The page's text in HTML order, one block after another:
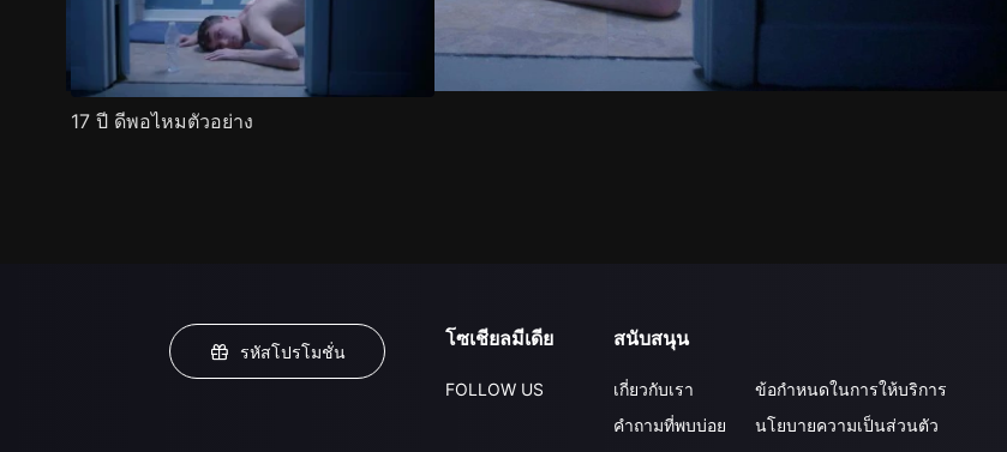
17 ปี ดีพอไหมตัวอย่าง
รหัสโปรโมชั่น
โซเชียลมีเดีย
FOLLOW US
สนับสนุน
เกี่ยวกับเรา
คำถามที่พบบ่อย
ข้อกำหนดในการให้บริการ
นโยบายความเป็นส่วนตัว